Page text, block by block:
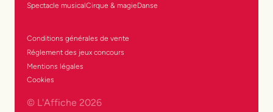
Spectacle musicalCirque & magieDanse
Conditions générales de vente
Réglement des jeux concours
Mentions légales
Cookies
© L'Affiche 2026